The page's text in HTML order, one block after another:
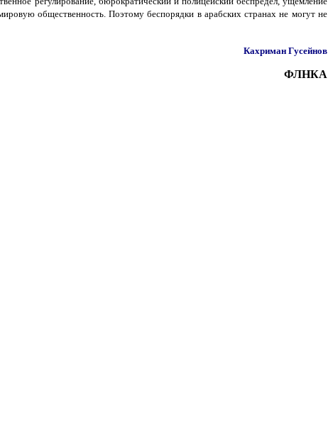
общественность. Поэтому беспорядки в арабских странах не могут не
Кахриман Гусейнов
ФЛНКА